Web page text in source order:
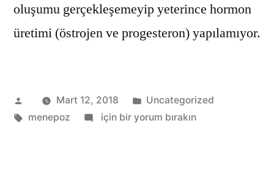
oluşumu gerçekleşemeyip yeterince hormon
üretimi (östrojen ve progesteron) yapılamıyor.
Gönderen:Mart 12, 2018 Kategori:
Uncategorized
Etiketler:
menepoz
Menepoz
için bir yorum bırakın